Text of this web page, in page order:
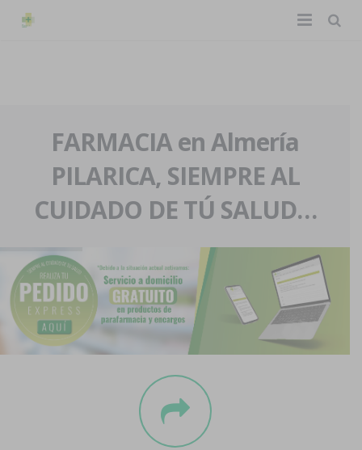
La farmacia
Nuestra historia
Nuestro equipo
Eventos
Servicios y reservas
Pedidos express
Blog
Contacto
Boletín
FARMACIA en Almería
PILARICA, SIEMPRE AL
CUIDADO DE TÚ SALUD…